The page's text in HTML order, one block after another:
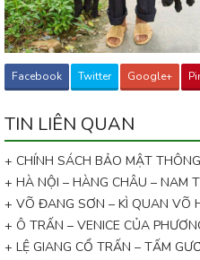
Facebook Twitter Google+
TIN LIÊN QUAN
+ CHÍNH SÁCH BẢO MẬT
+ HÀ NỘI – HÀNG CHÂU – NAM
+ VÕ ĐANG SƠN – KÌ QUAN VÕ
+ Ô TRẤN – VENICE CỦA
+ LỆ GIANG CỔ TRẤN – TẤM